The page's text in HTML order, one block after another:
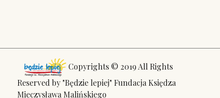
Copyrights © 2019 All Rights
Reserved by "Będzie lepiej" Fundacja Księdza
Mieczysława Malińskiego